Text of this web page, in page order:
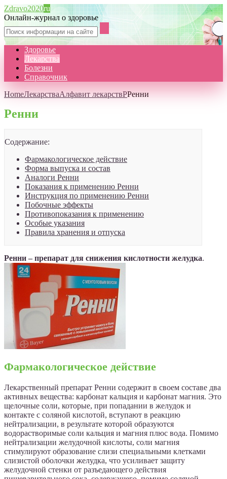
Zdravo2020ru
Онлайн-журнал о здоровье
Здоровье
Лекарства
Болезни
Справочник
HomeЛекарстваАлфавит лекарствРРенни
Ренни
Содержание:
Фармакологическое действие
Форма выпуска и состав
Аналоги Ренни
Показания к применению Ренни
Инструкция по применению Ренни
Побочные эффекты
Противопоказания к применению
Особые указания
Правила хранения и отпуска
Ренни – препарат для снижения кислотности желудка.
Фармакологическое действие
Лекарственный препарат Ренни содержит в своем составе два
активных вещества: карбонат кальция и карбонат магния. Это
щелочные соли, которые, при попадании в желудок и
контакте с соляной кислотой, вступают в реакцию
нейтрализации, в результате которой образуются
водорастворимые соли кальция и магния плюс вода. Помимо
нейтрализации желудочной кислоты, соли магния
стимулируют образование слизи специальными клетками
слизистой оболочки желудка, что усиливает защиту
желудочной стенки от разъедающего действия